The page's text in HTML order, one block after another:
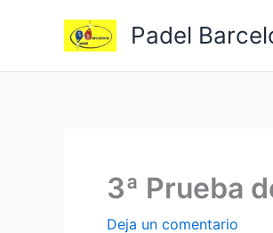
contenido
Padel
3ª Prueba
Deja un comentario